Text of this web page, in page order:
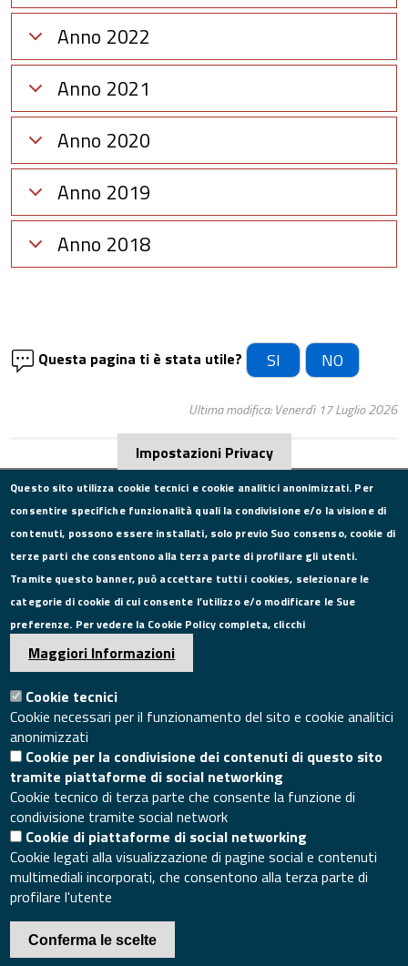
Anno 2022
Anno 2021
Anno 2020
Anno 2019
Anno 2018
Questa pagina ti è stata utile? SI NO
Ultima modifica: Venerdì 17 Luglio 2026
CONTATTI
Via Roma, 75, 81100 Caserta
Tel. 0823249111
Pec:camera.commercio.caserta@ce.legalmail.camcom.it
Email:info@ce.camcom.it
DATI PER LA FATTURAZIONE
P.I. 00908580616
C.F. 80004270619
Codice Univoco Ufficio UFXYA1
SEGUICI SU
SITO WEB
Mappa del sito
Accesso redazione sito
Area riservata
Impostazioni Privacy
Questo sito utilizza cookie tecnici e cookie analitici anonimizzati. Per
consentire specifiche funzionalità quali la condivisione e/o la visione di
contenuti, possono essere installati, solo previo Suo consenso, cookie di
terze parti che consentono alla terza parte di profilare gli utenti.
Tramite questo banner, può accettare tutti i cookies, selezionare le
categorie di cookie di cui consente l’utilizzo e/o modificare le Sue
preferenze. Per vedere la Cookie Policy completa, clicchi
Maggiori Informazioni
Cookie tecnici
Cookie necessari per il funzionamento del sito e cookie analitici
anonimizzati
Cookie per la condivisione dei contenuti di questo sito
tramite piattaforme di social networking
Cookie tecnico di terza parte che consente la funzione di
condivisione tramite social network
Cookie di piattaforme di social networking
Cookie legati alla visualizzazione di pagine social e contenuti
multimediali incorporati, che consentono alla terza parte di
profilare l'utente
Conferma le scelte